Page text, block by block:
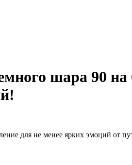
шара 90
для не менее ярких эмоций от